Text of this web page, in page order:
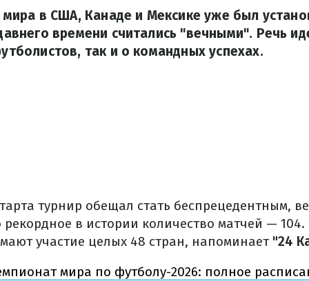
в США, Канаде и Мексике уже был
времени считались "вечными". Речь
так и о командных успехах.
турнир обещал стать беспрецедентным,
в истории количество матчей — 104.
участие целых 48 стран, напоминает "24
мира по футболу-2026: полное